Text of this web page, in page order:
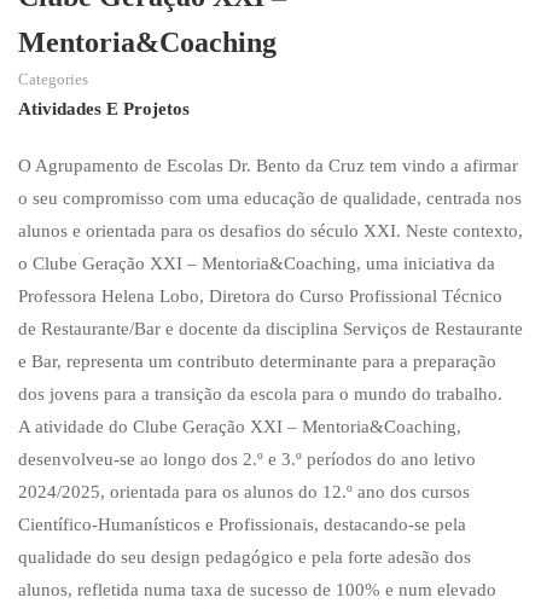
Mentoria&Coaching
Categories
Atividades E Projetos
O Agrupamento de Escolas Dr. Bento da Cruz tem vindo a afirmar
o seu compromisso com uma educação de qualidade, centrada nos
alunos e orientada para os desafios do século XXI. Neste contexto,
o Clube Geração XXI – Mentoria&Coaching, uma iniciativa da
Professora Helena Lobo, Diretora do Curso Profissional Técnico
de Restaurante/Bar e docente da disciplina Serviços de Restaurante
e Bar, representa um contributo determinante para a preparação
dos jovens para a transição da escola para o mundo do trabalho.
A atividade do Clube Geração XXI – Mentoria&Coaching,
desenvolveu-se ao longo dos 2.º e 3.º períodos do ano letivo
2024/2025, orientada para os alunos do 12.º ano dos cursos
Científico-Humanísticos e Profissionais, destacando-se pela
qualidade do seu design pedagógico e pela forte adesão dos
alunos, refletida numa taxa de sucesso de 100% e num elevado